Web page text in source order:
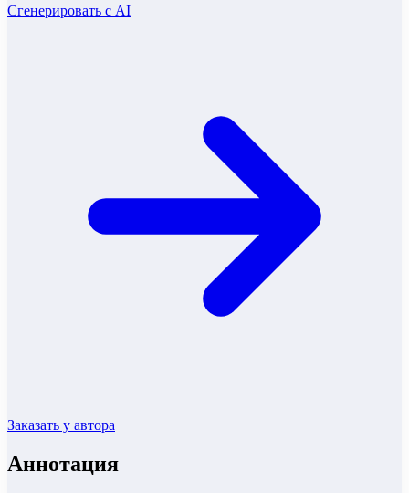
Сгенерировать с AI
Заказать у автора
Аннотация